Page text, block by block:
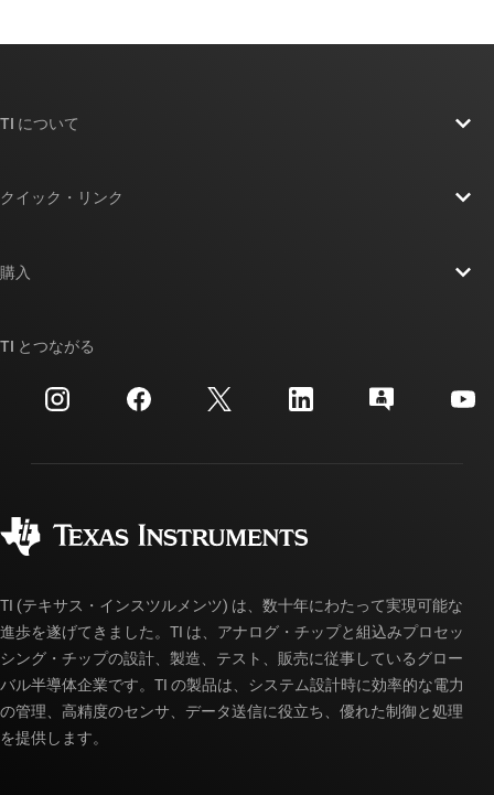
TI について
投資家向け情報
製造
クイック・リンク
クロスリファレンス検索
カスタマー・サポート・センター
myTI アカウントの FAQ
購入
ご注文に関する FAQ
TI とつながる
TI (テキサス・インスツルメンツ) は、数十年にわたって実現可能な
進歩を遂げてきました。TI は、アナログ・チップと組込みプロセッ
シング・チップの設計、製造、テスト、販売に従事しているグロー
バル半導体企業です。TI の製品は、システム設計時に効率的な電力
の管理、高精度のセンサ、データ送信に役立ち、優れた制御と処理
を提供します。